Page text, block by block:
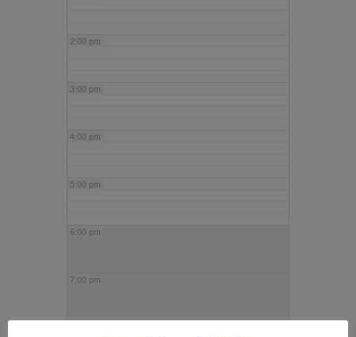
2:00 pm
3:00 pm
4:00 pm
5:00 pm
6:00 pm
7:00 pm